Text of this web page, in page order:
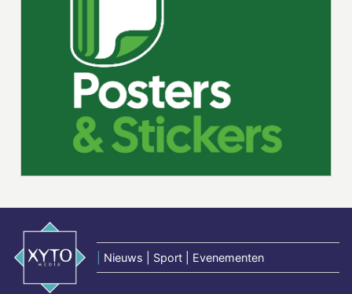
Nieuws | Sport | Evenementen